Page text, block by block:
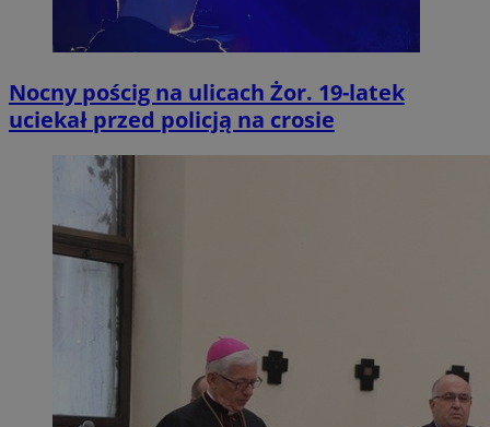
Nocny pościg na ulicach Żor. 19-latek
uciekał przed policją na crosie